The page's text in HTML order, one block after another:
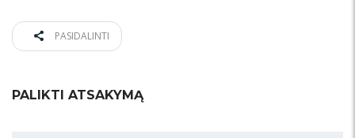
PASIDALINTI
PALIKTI ATSAKYMĄ